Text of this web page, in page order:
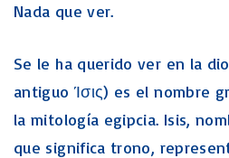
Nada que ver.
Se le ha querido ver en la
antiguo Ίσις) es el nombre
la mitología egipcia. Isis,
que significa trono,